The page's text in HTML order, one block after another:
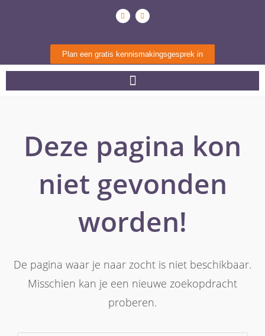
Plan een gratis kennismakingsgesprek in
Deze pagina kon
niet gevonden
worden!
De pagina waar je naar zocht is niet beschikbaar.
Misschien kan je een nieuwe zoekopdracht
proberen.